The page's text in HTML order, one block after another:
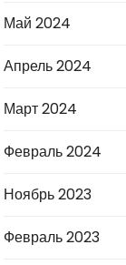
Май 2024
Апрель 2024
Март 2024
Февраль 2024
Ноябрь 2023
Февраль 2023